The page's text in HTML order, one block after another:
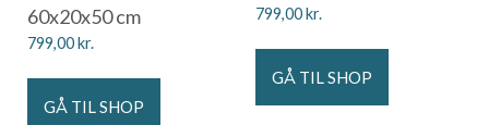
60x20x50 cm
799,00kr.
GÅ TIL SHOP
799,00kr.
GÅ TIL SHOP